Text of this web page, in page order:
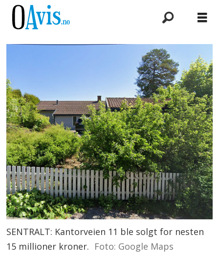
SENTRALT: Kantorveien 11 ble solgt for nesten
15 millioner kroner. Foto: Google Maps